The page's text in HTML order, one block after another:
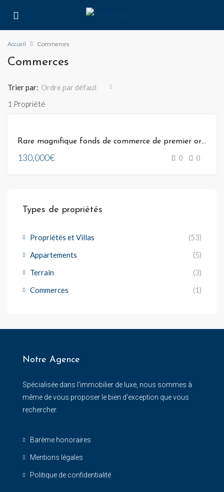
Accueil Commerces
Commerces
1 Propriété
Trier par: Ordre par défaut
Rare magnifique fonds de commerce de premier ordre .
130,000€ 0 0
Types de propriétés
Propriétés et Villas
(53)
Appartements
(5)
Terrain
(3)
Commerces
(1)
Notre Agence
Spécialisée dans l'immobilier de luxe, nous sommes à
même de vous proposer le bien d'exception que vous
rechercher.
Barème honoraires
Mentions légales
Politique de confidentialité